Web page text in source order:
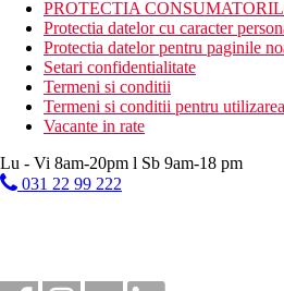
PROTECTIA
Protectia datelor cu caracter
Protectia datelor pentru paginile
Setari confidentialitate
Termeni si conditii
Termeni si conditii pentru
Vacante in rate
Lu - Vi 8am-20pm l Sb 9am-18 pm
031 22 99 222